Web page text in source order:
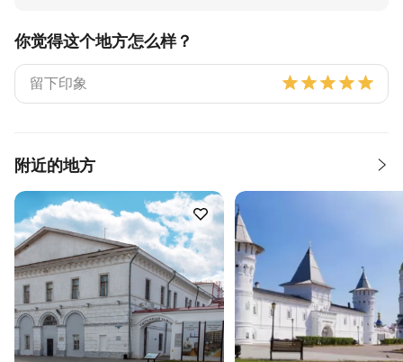
你觉得这个地方怎么样？
附近的地方